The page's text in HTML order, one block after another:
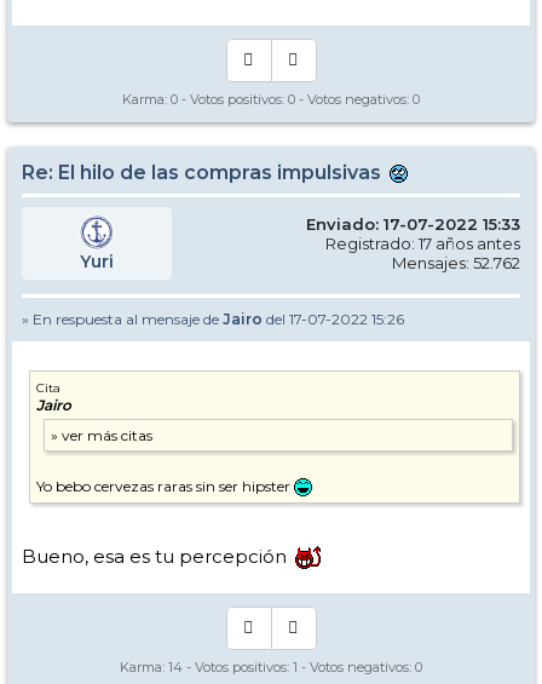
Karma: 0 - Votos positivos: 0 - Votos negativos: 0
Re: El hilo de las compras impulsivas
Yuri
Enviado: 17-07-2022 15:33
Registrado: 17 años antes
Mensajes: 52.762
» En respuesta al mensaje de Jairo del 17-07-2022 15:26
Cita
Jairo
Yo bebo cervezas raras sin ser hipster
Bueno, esa es tu percepción
Karma: 14 - Votos positivos: 1 - Votos negativos: 0